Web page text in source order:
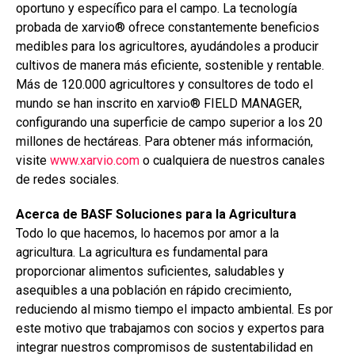
oportuno y específico para el campo. La tecnología
probada de xarvio® ofrece constantemente beneficios
medibles para los agricultores, ayudándoles a producir
cultivos de manera más eficiente, sostenible y rentable.
Más de 120.000 agricultores y consultores de todo el
mundo se han inscrito en xarvio® FIELD MANAGER,
configurando una superficie de campo superior a los 20
millones de hectáreas. Para obtener más información,
visite www.xarvio.com o cualquiera de nuestros canales
de redes sociales.
Acerca de BASF Soluciones para la Agricultura
Todo lo que hacemos, lo hacemos por amor a la
agricultura. La agricultura es fundamental para
proporcionar alimentos suficientes, saludables y
asequibles a una población en rápido crecimiento,
reduciendo al mismo tiempo el impacto ambiental. Es por
este motivo que trabajamos con socios y expertos para
integrar nuestros compromisos de sustentabilidad en